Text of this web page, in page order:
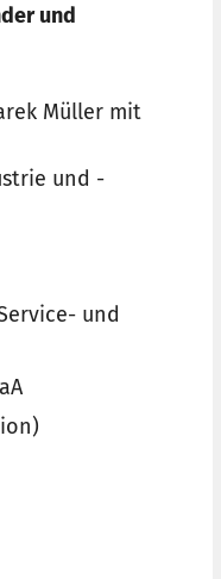
und
Müller mit
und -
und